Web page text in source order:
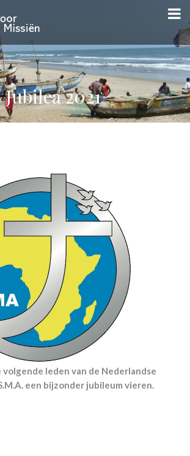
Jubilea 2021
volgende leden van de Nederlandse
een bijzonder jubileum vieren.